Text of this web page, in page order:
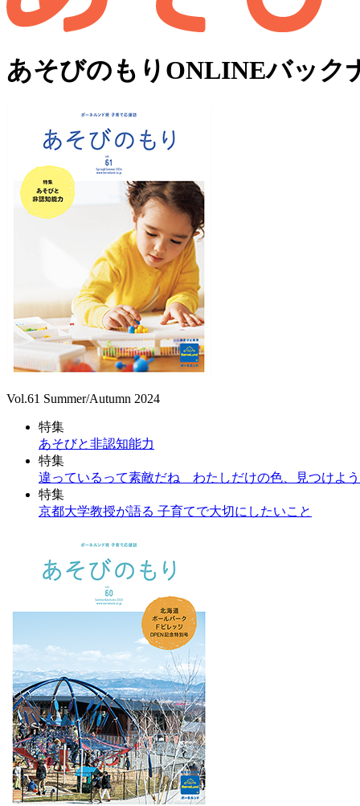
あそびのもりONLINEバック
Vol.61 Summer/Autumn 2024
特集
あそびと非認知能力
特集
違っているって素敵だね わたしだけの色、見つけよ
特集
京都大学教授が語る 子育てで大切にしたいこと